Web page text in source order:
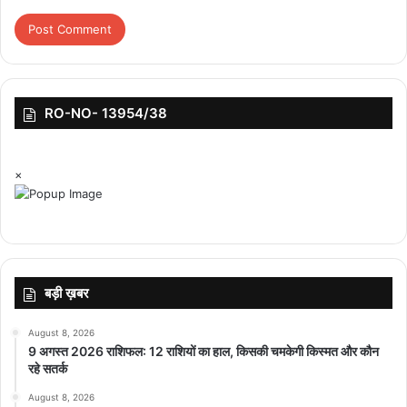
RO-NO- 13954/38
×
बड़ी ख़बर
August 8, 2026
9 अगस्त 2026 राशिफल: 12 राशियों का हाल, किसकी चमकेगी किस्मत और कौन
रहे सतर्क
August 8, 2026